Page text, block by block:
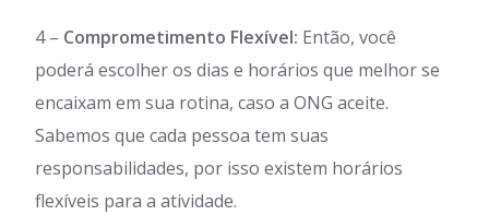
4 – Comprometimento Flexível: Então, você
poderá escolher os dias e horários que melhor se
encaixam em sua rotina, caso a ONG aceite.
Sabemos que cada pessoa tem suas
responsabilidades, por isso existem horários
flexíveis para a atividade.